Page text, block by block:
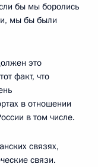
бы мы боролись
мы бы были
это
факт, что
в отношении
в том числе.
связях,
связи.